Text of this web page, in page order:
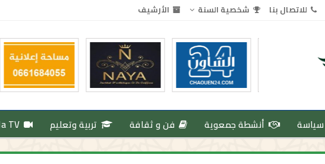
للاتصال بنا شخصية السنة الأرشيف
سياسة أنشطة جمعوية فن و ثقافة تربية وتعليم TV